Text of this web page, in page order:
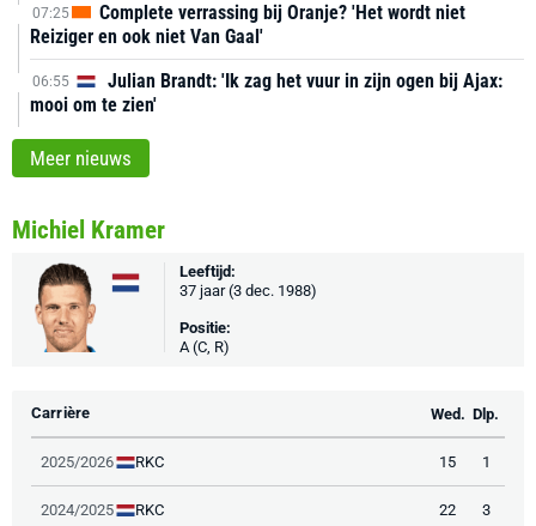
07:25
Complete verrassing bij Oranje? 'Het wordt niet
Reiziger en ook niet Van Gaal'
06:55
Julian Brandt: 'Ik zag het vuur in zijn ogen bij Ajax:
mooi om te zien'
Meer nieuws
Michiel Kramer
Leeftijd:
37 jaar (3 dec. 1988)
Positie:
A (C, R)
Carrière Wed. Dlp.
2025/2026 RKC 15 1
2024/2025 RKC 22 3